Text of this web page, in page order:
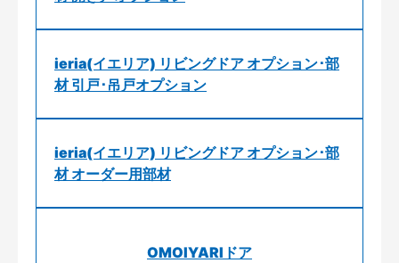
ieria(イエリア) リビングドア オプション･部
材 引戸･吊戸オプション
ieria(イエリア) リビングドア オプション･部
材 オーダー用部材
OMOIYARIドア